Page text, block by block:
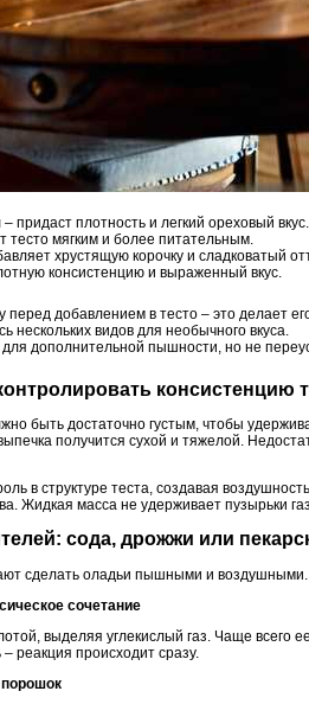
– придаст плотность и легкий ореховый вкус.
тесто мягким и более питательным.
хрустящую корочку и сладковатый
консистенцию и выраженный вкус.
перед добавлением в тесто – это делает
нескольких видов для необычного вкуса.
дополнительной пышности, но не
консистенцию
быть достаточно густым, чтобы
получится сухой и тяжелой.
в структуре теста, создавая
Жидкая масса не удерживает пузырьки
сода, дрожжи или
сделать оладьи пышными и воздушными.
сочетание
выделяя углекислый газ. Чаще всего
реакция происходит сразу.
порошок